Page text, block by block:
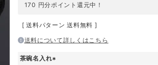
170 円分ポイント還元中！
送料パターン 送料無料
送料について詳しくはこちら
茶碗名入れ